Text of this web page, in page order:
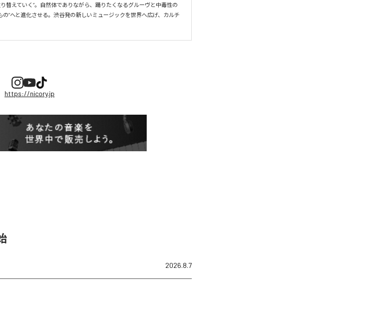
替えていく”。自然体でありながら、踊りたくなるグルーヴと中毒性の
の”へと進化させる。渋谷発の新しいミュージックを世界へ広げ、カルチ
https://nicory.jp
2026.8.7